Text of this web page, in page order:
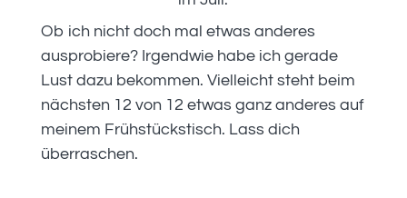
Ob ich nicht doch mal etwas anderes
ausprobiere? Irgendwie habe ich gerade
Lust dazu bekommen. Vielleicht steht beim
nächsten 12 von 12 etwas ganz anderes auf
meinem Frühstückstisch. Lass dich
überraschen.